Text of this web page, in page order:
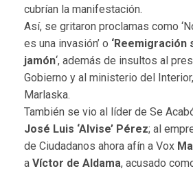
cubrían la manifestación.
Así, se gritaron proclamas como
es una invasión’ o ‘Reemigración
jamón‘, además de insultos al
Gobierno y al ministerio del
Marlaska.
También se vio al líder de Se
José Luis ‘Alvise’ Pérez; al
de Ciudadanos ahora afín a Vox
a Víctor de Aldama, acusado